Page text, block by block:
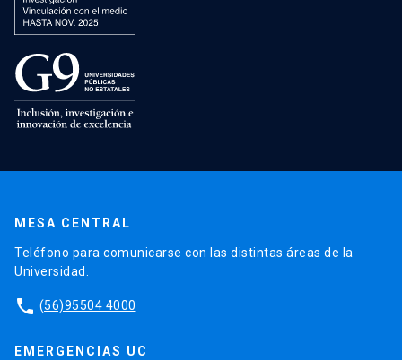
MESA CENTRAL
Teléfono para comunicarse con las distintas áreas de la
Universidad.
phone (56)95504 4000
EMERGENCIAS UC